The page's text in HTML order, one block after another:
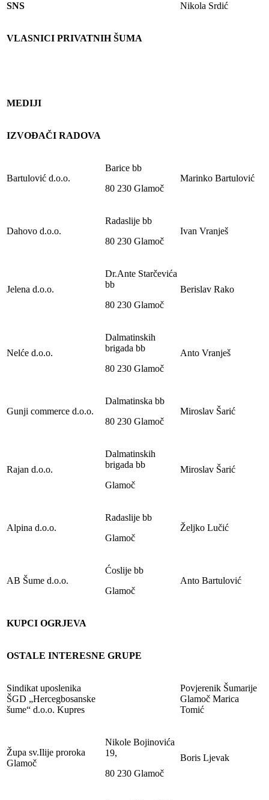
SNS Nikola Srdić
VLASNICI PRIVATNIH ŠUMA
MEDIJI
IZVOĐAČI RADOVA
Bartulović d.o.o.
Barice bb
80 230 Glamoč
Marinko Bartulović
Dahovo d.o.o.
Radaslije bb
80 230 Glamoč
Ivan Vranješ
Jelena d.o.o.
Dr.Ante Starčevića
bb
80 230 Glamoč
Berislav Rako
Nelće d.o.o.
Dalmatinskih
brigada bb
80 230 Glamoč
Anto Vranješ
Gunji commerce d.o.o.
Dalmatinska bb
80 230 Glamoč
Miroslav Šarić
Rajan d.o.o.
Dalmatinskih
brigada bb
Glamoč
Miroslav Šarić
Alpina d.o.o.
Radaslije bb
Glamoč
Željko Lučić
AB Šume d.o.o.
Ćoslije bb
Glamoč
Anto Bartulović
KUPCI OGRJEVA
OSTALE INTERESNE GRUPE
Sindikat uposlenika
ŠGD „Hercegbosanske
šume“ d.o.o. Kupres
Povjerenik Šumarije
Glamoč Marica
Tomić
Župa sv.Ilije proroka
Glamoč
Nikole Bojinovića
19,
80 230 Glamoč
Boris Ljevak